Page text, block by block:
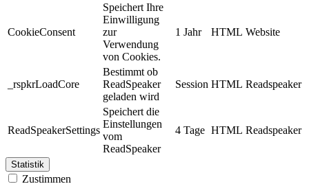
CookieConsent
Speichert Ihre
Einwilligung
zur
Verwendung
von Cookies.
1 Jahr HTML Website
_rspkrLoadCore
Bestimmt ob
ReadSpeaker
geladen wird
Session HTML Readspeaker
ReadSpeakerSettings
Speichert die
Einstellungen
vom
ReadSpeaker
4 Tage HTML Readspeaker
Statistik
Zustimmen